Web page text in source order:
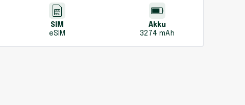
SIM
eSIM
Akku
3274 mAh